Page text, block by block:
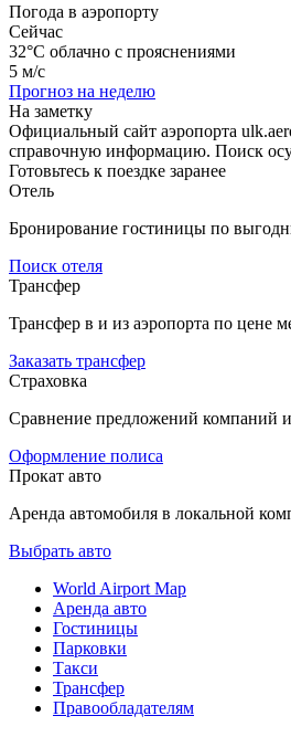
Погода в аэропорту
Сейчас
32°C облачно с прояснениями
5 м/с
Прогноз на неделю
На заметку
Официальный сайт аэропорта
справочную информацию. Поиск
Готовьтесь к поездке заранее
Отель
Бронирование гостиницы по
Поиск отеля
Трансфер
Трансфер в и из аэропорта по цене
Заказать трансфер
Страховка
Сравнение предложений компаний
Оформление полиса
Прокат авто
Аренда автомобиля в локальной
Выбрать авто
World Airport Map
Аренда авто
Гостиницы
Парковки
Такси
Трансфер
Правообладателям